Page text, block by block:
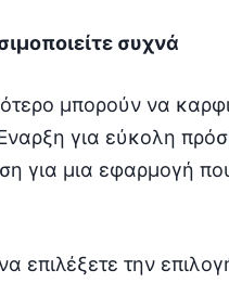
συχνά
μπορούν να
για εύκολη
για μια εφαρμογή
επιλέξετε την